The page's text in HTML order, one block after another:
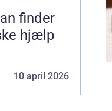
hjælp
10 april 2026